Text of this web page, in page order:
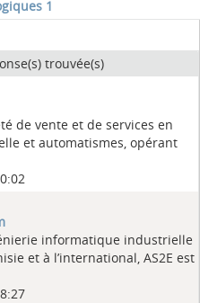
1
trouvée(s)
de vente et de services en
et automatismes, opérant
informatique industrielle
et à l’international, AS2E est